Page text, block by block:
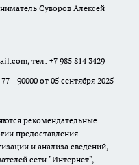
Суворов Алексей
тел: +7 985 814 3429
- 90000 от 05 сентября 2025
рекомендательные
предоставления
и анализа сведений,
сети "Интернет",